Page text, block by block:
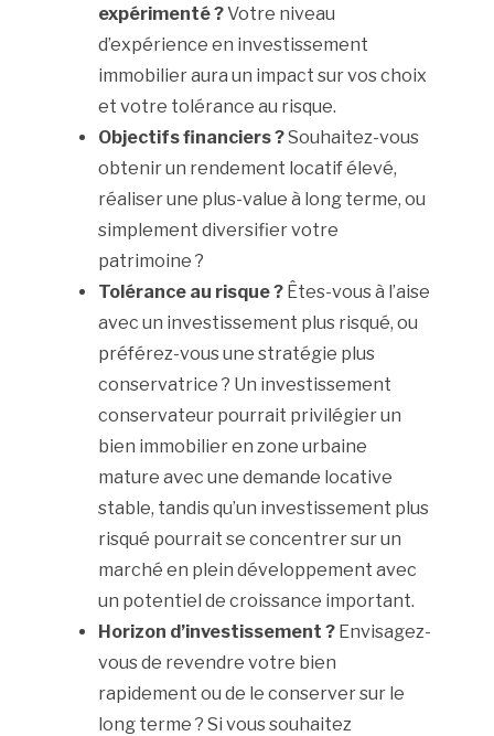
expérimenté ?Votre niveau
d’expérience en investissement
immobilier aura un impact sur vos choix
et votre tolérance au risque.
Objectifs financiers ?Souhaitez-vous
obtenir un rendement locatif élevé,
réaliser une plus-value à long terme, ou
simplement diversifier votre
patrimoine ?
Tolérance au risque ? Êtes-vous à l’aise
avec un investissement plus risqué, ou
préférez-vous une stratégie plus
conservatrice ? Un investissement
conservateur pourrait privilégier un
bien immobilier en zone urbaine
mature avec une demande locative
stable, tandis qu’un investissement plus
risqué pourrait se concentrer sur un
marché en plein développement avec
un potentiel de croissance important.
Horizon d’investissement ? Envisagez-
vous de revendre votre bien
rapidement ou de le conserver sur le
long terme ? Si vous souhaitez